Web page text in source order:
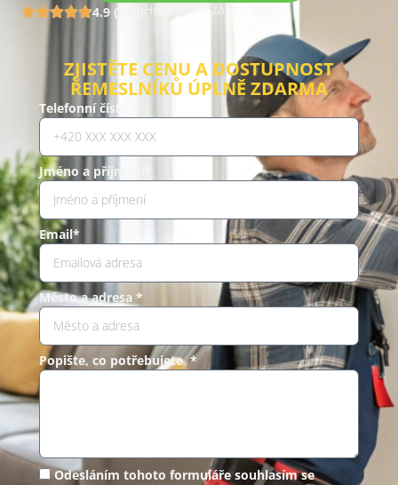
4.9 (960) Hodnocení zákazníků
ZJISTĚTE CENU A DOSTUPNOST
ŘEMESLNÍKŮ ÚPLNĚ ZDARMA
Telefonní číslo *
Jméno a příjmení*
Email*
Město a adresa *
Popište, co potřebujete *
Odesláním tohoto formuláře souhlasím se